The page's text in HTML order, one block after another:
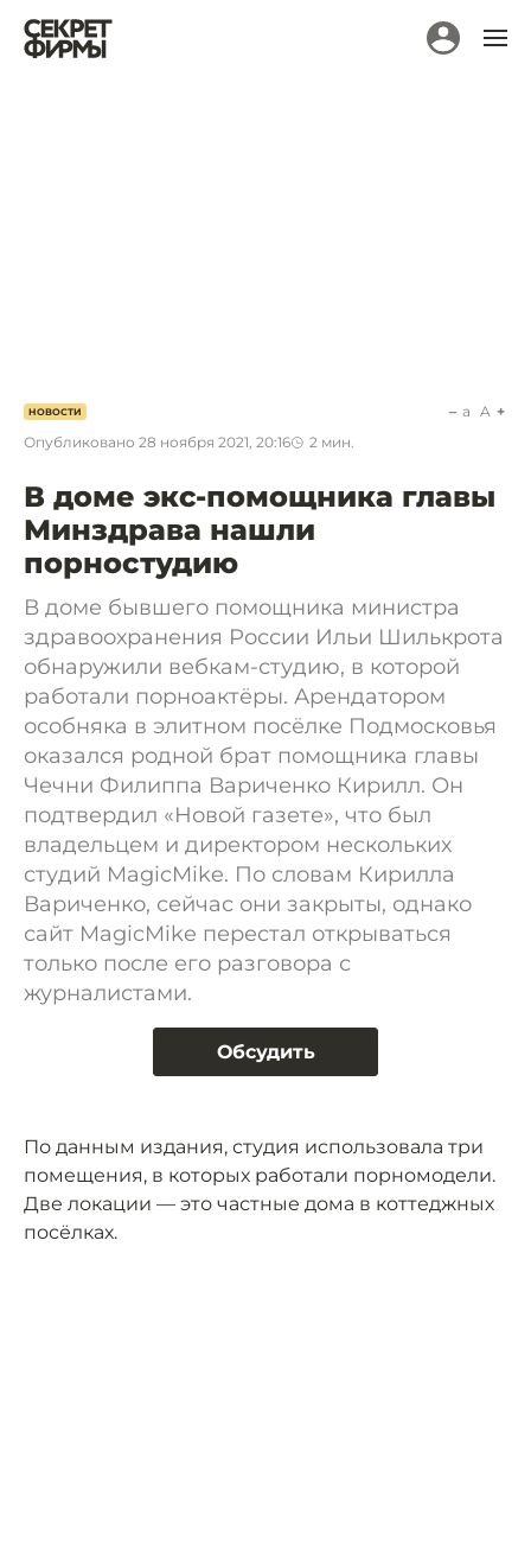
НОВОСТИ
Опубликовано 28 ноября 2021, 20:16 2 мин.
a A
В доме экс-помощника главы
Минздрава нашли
порностудию
В доме бывшего помощника министра
здравоохранения России Ильи Шилькрота
обнаружили вебкам-студию, в которой
работали порноактёры. Арендатором
особняка в элитном посёлке Подмосковья
оказался родной брат помощника главы
Чечни Филиппа Вариченко Кирилл. Он
подтвердил «Новой газете», что был
владельцем и директором нескольких
студий MagicMike. По словам Кирилла
Вариченко, сейчас они закрыты, однако
сайт MagicMike перестал открываться
только после его разговора с
журналистами.
Обсудить
По данным издания, студия использовала три
помещения, в которых работали порномодели.
Две локации — это частные дома в коттеджных
посёлках.